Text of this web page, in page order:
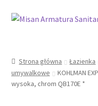
Przejdź
Przejdź
Moje konto
Strona główna Łazienka
umywalkowe
KOHLMAN
wysoka, chrom QB170E *